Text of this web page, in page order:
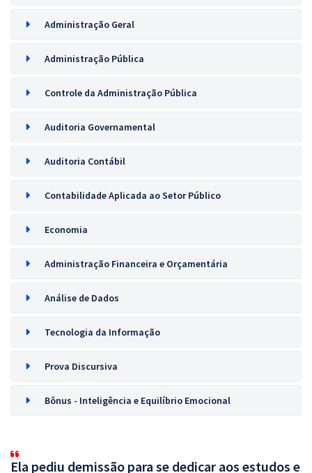
Administração Geral
Administração Pública
Controle da Administração Pública
Auditoria Governamental
Auditoria Contábil
Contabilidade Aplicada ao Setor Público
Economia
Administração Financeira e Orçamentária
Análise de Dados
Tecnologia da Informação
Prova Discursiva
Bônus - Inteligência e Equilíbrio Emocional
Ela pediu demissão para se dedicar aos estudos e